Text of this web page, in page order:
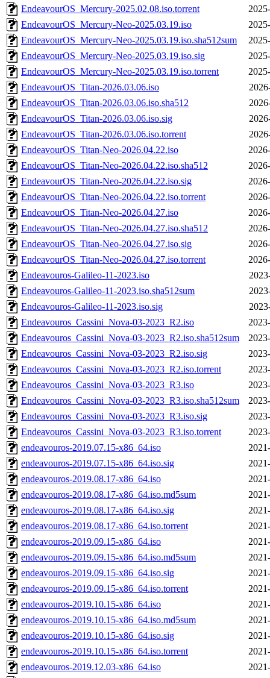
EndeavourOS_Mercury-2025.02.08.iso.torrent
EndeavourOS_Mercury-Neo-2025.03.19.iso
EndeavourOS_Mercury-Neo-2025.03.19.iso.sha512sum
EndeavourOS_Mercury-Neo-2025.03.19.iso.sig
EndeavourOS_Mercury-Neo-2025.03.19.iso.torrent
EndeavourOS_Titan-2026.03.06.iso
EndeavourOS_Titan-2026.03.06.iso.sha512
EndeavourOS_Titan-2026.03.06.iso.sig
EndeavourOS_Titan-2026.03.06.iso.torrent
EndeavourOS_Titan-Neo-2026.04.22.iso
EndeavourOS_Titan-Neo-2026.04.22.iso.sha512
EndeavourOS_Titan-Neo-2026.04.22.iso.sig
EndeavourOS_Titan-Neo-2026.04.22.iso.torrent
EndeavourOS_Titan-Neo-2026.04.27.iso
EndeavourOS_Titan-Neo-2026.04.27.iso.sha512
EndeavourOS_Titan-Neo-2026.04.27.iso.sig
EndeavourOS_Titan-Neo-2026.04.27.iso.torrent
Endeavouros-Galileo-11-2023.iso
Endeavouros-Galileo-11-2023.iso.sha512sum
Endeavouros-Galileo-11-2023.iso.sig
Endeavouros_Cassini_Nova-03-2023_R2.iso
Endeavouros_Cassini_Nova-03-2023_R2.iso.sha512sum
Endeavouros_Cassini_Nova-03-2023_R2.iso.sig
Endeavouros_Cassini_Nova-03-2023_R2.iso.torrent
Endeavouros_Cassini_Nova-03-2023_R3.iso
Endeavouros_Cassini_Nova-03-2023_R3.iso.sha512sum
Endeavouros_Cassini_Nova-03-2023_R3.iso.sig
Endeavouros_Cassini_Nova-03-2023_R3.iso.torrent
endeavouros-2019.07.15-x86_64.iso
endeavouros-2019.07.15-x86_64.iso.sig
endeavouros-2019.08.17-x86_64.iso
endeavouros-2019.08.17-x86_64.iso.md5sum
endeavouros-2019.08.17-x86_64.iso.sig
endeavouros-2019.08.17-x86_64.iso.torrent
endeavouros-2019.09.15-x86_64.iso
endeavouros-2019.09.15-x86_64.iso.md5sum
endeavouros-2019.09.15-x86_64.iso.sig
endeavouros-2019.09.15-x86_64.iso.torrent
endeavouros-2019.10.15-x86_64.iso
endeavouros-2019.10.15-x86_64.iso.md5sum
endeavouros-2019.10.15-x86_64.iso.sig
endeavouros-2019.10.15-x86_64.iso.torrent
endeavouros-2019.12.03-x86_64.iso